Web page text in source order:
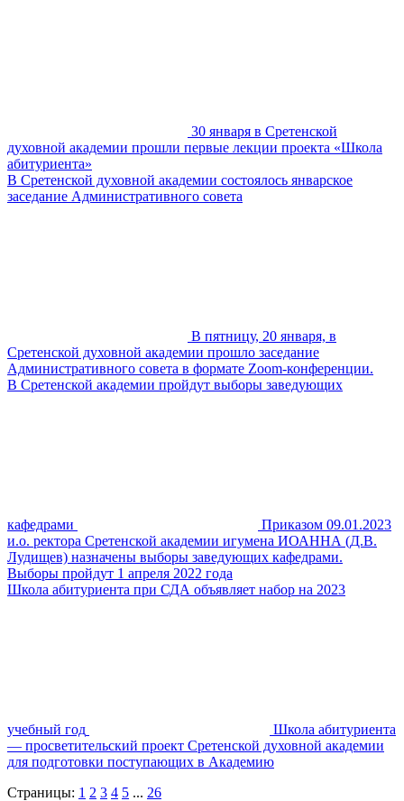
30 января в Сретенской
духовной академии прошли первые лекции проекта «Школа
абитуриента»
В Сретенской духовной академии состоялось январское
заседание Административного совета
В пятницу, 20 января, в
Сретенской духовной академии прошло заседание
Административного совета в формате Zoom-конференции.
В Сретенской академии пройдут выборы заведующих
кафедрами
Приказом 09.01.2023
и.о. ректора Сретенской академии игумена ИОАННА (Д.В.
Лудищев) назначены выборы заведующих кафедрами.
Выборы пройдут 1 апреля 2022 года
Школа абитуриента при СДА объявляет набор на 2023
учебный год
Школа абитуриента
— просветительский проект Сретенской духовной академии
для подготовки поступающих в Академию
Страницы: 1 2 3 4 5 ... 26